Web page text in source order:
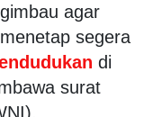
agar
segera
di
surat